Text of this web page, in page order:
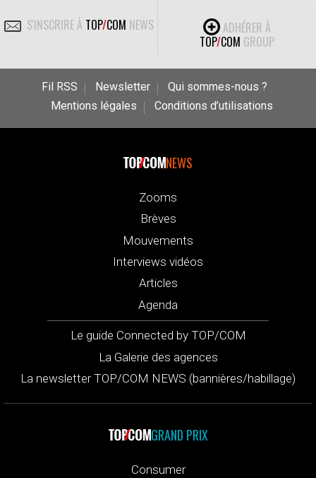
S'INSCRIRE À TOP/COM NEWS
ADHÉRER À
TOP/COM GROUP
Fil RSS Newsletter
Qui sommes-nous ?
Mentions légales
Conditions d’utilisations
NEWS
Zooms
Brèves
Mouvements
Interviews vidéos
Articles
Agenda
Le guide Connected by TOP/COM
La Galerie des agences
La newsletter TOP/COM NEWS (bannières/habillage)
GRAND PRIX
Consumer